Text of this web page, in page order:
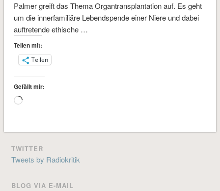
Palmer greift das Thema Organ­transplantation auf. Es geht
um die innerfamiliäre Lebendspende einer Niere und dabei
auftretende ethische …
Teilen mit:
Teilen
Gefällt mir:
Wird
TWITTER
Tweets by Radiokritik
BLOG VIA E-MAIL